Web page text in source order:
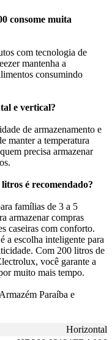
consome muita
com tecnologia de
mantenha a
consumindo
e vertical?
de armazenamento e
manter a temperatura
precisa armazenar
é recomendado?
famílias de 3 a 5
armazenar compras
caseiras com conforto.
escolha inteligente para
Com 200 litros de
você garante a
muito mais tempo.
Paraíba e
Horizontal